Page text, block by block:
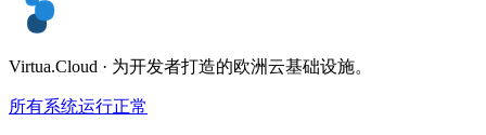
Virtua.Cloud · 为开发者打造的欧洲云基础设施。
所有系统运行正常